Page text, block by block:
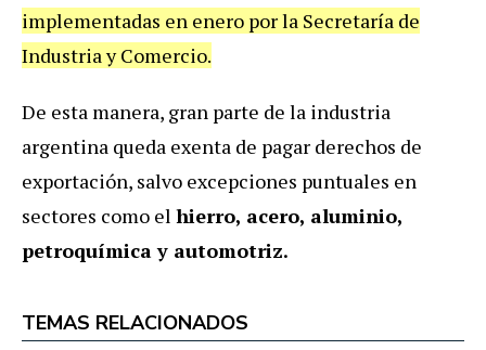
implementadas en enero por la Secretaría de
Industria y Comercio.
De esta manera, gran parte de la industria
argentina queda exenta de pagar derechos de
exportación, salvo excepciones puntuales en
sectores como el hierro, acero, aluminio,
petroquímica y automotriz.
TEMAS RELACIONADOS